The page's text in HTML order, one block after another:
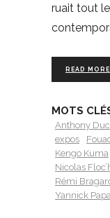
ruait tout
READ MORE
MOTS
Anthony
expos
Kengo Kuma
Nicolas
Rémi
Yannick